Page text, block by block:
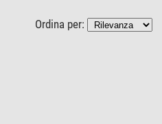
Ordina per: